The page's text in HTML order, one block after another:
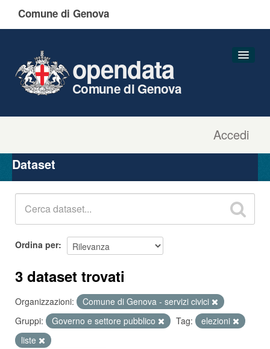
Comune di Genova
Accedi
opendata
Comune di Genova
Organizzazioni
Gruppi
Dataset
Ordina per
3 dataset trovati
Organizzazioni:
Comune di Genova - servizi civici
Gruppi:
Governo e settore pubblico Tag:
elezioni
liste